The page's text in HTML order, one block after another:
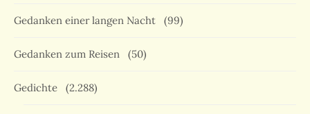
Gedanken einer langen Nacht (99)
Gedanken zum Reisen (50)
Gedichte (2.288)